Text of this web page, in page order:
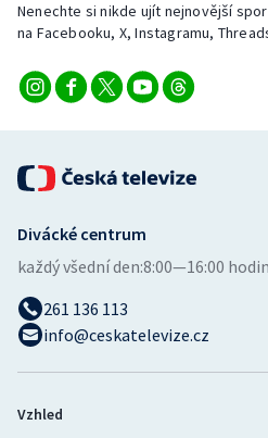
Triatlon
Veslování
Volejbal
Ostatní
Nenechte si nikde ujít nejnovější
na Facebooku, X, Instagramu,
Divácké centrum
každý všední den:8:00—16:00 hodin
261 136 113
info@ceskatelevize.cz
Vzhled